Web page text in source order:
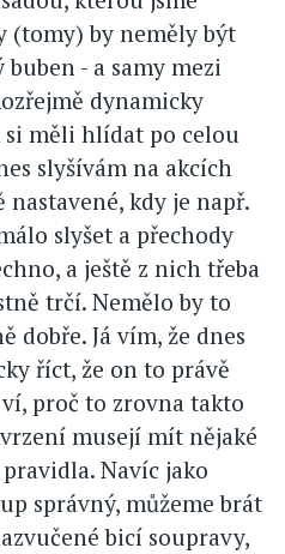
(tomy) by neměly být
- a samy mezi
dynamicky
měli hlídat po celou
slyšívám na akcích
kdy je např.
slyšet a přechody
a ještě z nich třeba
trčí. Nemělo by to
dobře. Já vím, že dnes
říct, že on to právě
proč to zrovna takto
musejí mít nějaké
Navíc jako
správný, můžeme brát
bicí soupravy,